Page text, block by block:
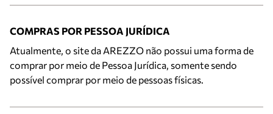
COMPRAS POR PESSOA JURÍDICA
Atualmente, o site da AREZZO não possui uma forma de
comprar por meio de Pessoa Jurídica, somente sendo
possível comprar por meio de pessoas físicas.